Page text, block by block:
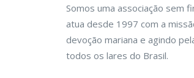
Somos uma associação sem
atua desde 1997 com a
devoção mariana e agindo
todos os lares do Brasil.